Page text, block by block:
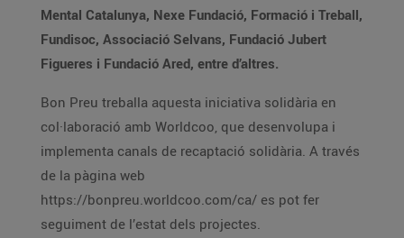
Mental Catalunya, Nexe Fundació, Formació i Treball,
Fundisoc, Associació Selvans, Fundació Jubert
Figueres i Fundació Ared, entre d’altres.
Bon Preu treballa aquesta iniciativa solidària en
col·laboració amb Worldcoo, que desenvolupa i
implementa canals de recaptació solidària. A través
de la pàgina web
https://bonpreu.worldcoo.com/ca/ es pot fer
seguiment de l’estat dels projectes.